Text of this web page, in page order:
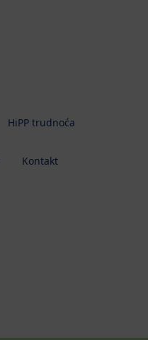
HiPP trudnoća
Kontakt